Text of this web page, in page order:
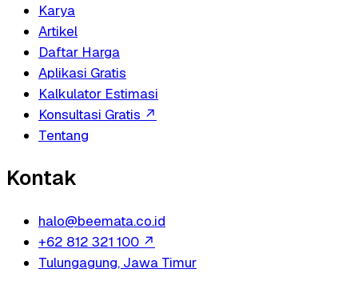
Karya
Artikel
Daftar Harga
Aplikasi Gratis
Kalkulator Estimasi
Konsultasi Gratis ↗
Tentang
Kontak
halo@beemata.co.id
+62 812 321 100 ↗
Tulungagung, Jawa Timur